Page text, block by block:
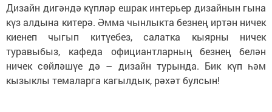
Дизайн дигәндә күпләр ешрак интерьер дизайнын гына
күз алдына китерә. Әмма чынлыкта безнең иртән ничек
киенеп чыгып китүебез, салатка кыярны ничек
туравыбыз, кафеда официантларның безнең белән
ничек сөйләшүе дә – дизайн турында. Бик күп һәм
кызыклы темаларга кагылдык, рәхәт булсын!